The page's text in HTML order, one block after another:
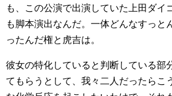
も、この公演で出演していた上田ダイ
も脚本演出なんだ。一体どんなすっと
ったんだ権と虎吉は。
彼女の特化していると判断している部
てもらうとして、我々二人だったらこ